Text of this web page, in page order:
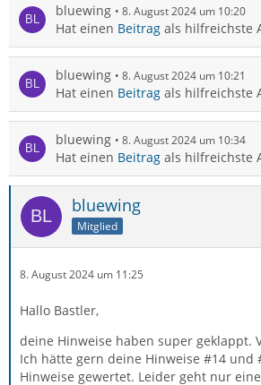
bluewing 8. August 2024 um 10:20
Hat einen Beitrag als hilfreichste
bluewing 8. August 2024 um 10:21
Hat einen Beitrag als hilfreichste
bluewing 8. August 2024 um 10:34
Hat einen Beitrag als hilfreichste
bluewing
Mitglied
8. August 2024 um 11:25
Hallo Bastler,
deine Hinweise haben super geklappt.
Ich hätte gern deine Hinweise #14 und
Hinweise gewertet. Leider geht nur